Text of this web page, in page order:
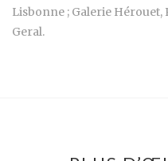
Lisbonne ; Galerie
Geral.